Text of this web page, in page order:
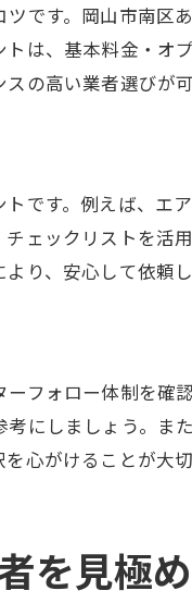
ハウスクリーニング
ウスクリーニング業
クリーニングの比
ハウスクリーニング
すく比較するポイ
ぶハウスクリーニ
グの体験談を参考に
リーニング選定ポイ
ウスクリーニング選
後悔しないハウスク
満足度に与える影響
が高いハウスクリー
ウスクリーニング
です。岡山市南区
は、基本料金・オ
の高い業者選びが可
です。例えば、エ
ェックリストを活
り、安心して依頼し
フォロー体制を確
にしましょう。
心がけることが大切
を見極